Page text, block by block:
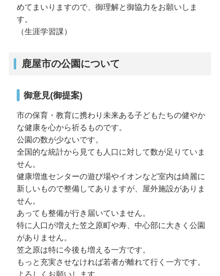
めてまいりますので、御理解と御協力をお願いしま
す。
（生涯学習課）
鹿屋市の公園について
御意見(御提案)
市の保育・教育に携わり未来ある子どもたちの健やか
な健康を心から祈るものです。
公園の数が少ないです。
全国的な統計から見ても人口に対して数が足りていま
せん。
健康増進センターの遊び場やイオンなど室内は綺麗に
新しいもので整備してありますが、屋外施設がありま
せん。
あっても整備が行き届いていません。
特に人口が増えた笠之原町や寿、中心部に大きく公園
がありません。
笠之原は特に今後も増える一方です。
もっと充実させなければ若者が離れて行く一方です。